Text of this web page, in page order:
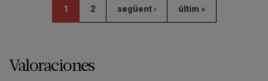
1 2 següent › últim »
Valoraciones